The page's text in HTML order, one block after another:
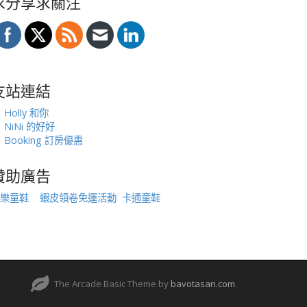
站連結
Holly 和你
NiNi 的好好
Booking 訂房優惠
助廣告
童鞋 蝦皮領卷免運活動 卡通童鞋
The Arcade Basic Theme by bavotasan.com.